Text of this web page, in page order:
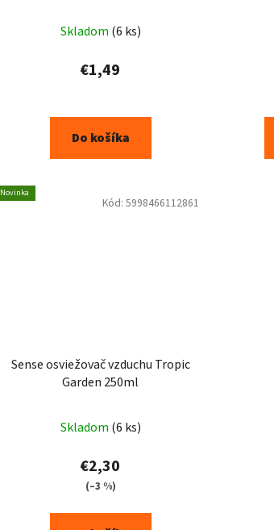
Skladom (6 ks)
€1,49
Do košíka
Novinka
Sense osviežovač vzduchu Tropic
Garden 250ml
Skladom (6 ks)
€2,30
(–3 %)
Kód: 5998466112861